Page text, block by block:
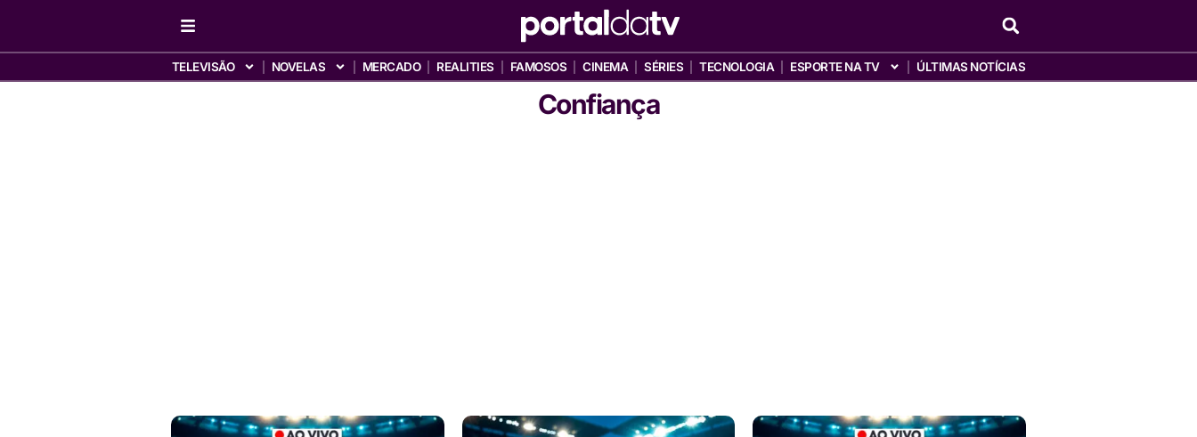
TELEVISÃO NOVELAS MERCADO REALITIES FAMOSOS CINEMA SÉRIES TECNOLOGIA ESPORTE NA TV ÚLTIMAS NOTÍCIAS
Confiança